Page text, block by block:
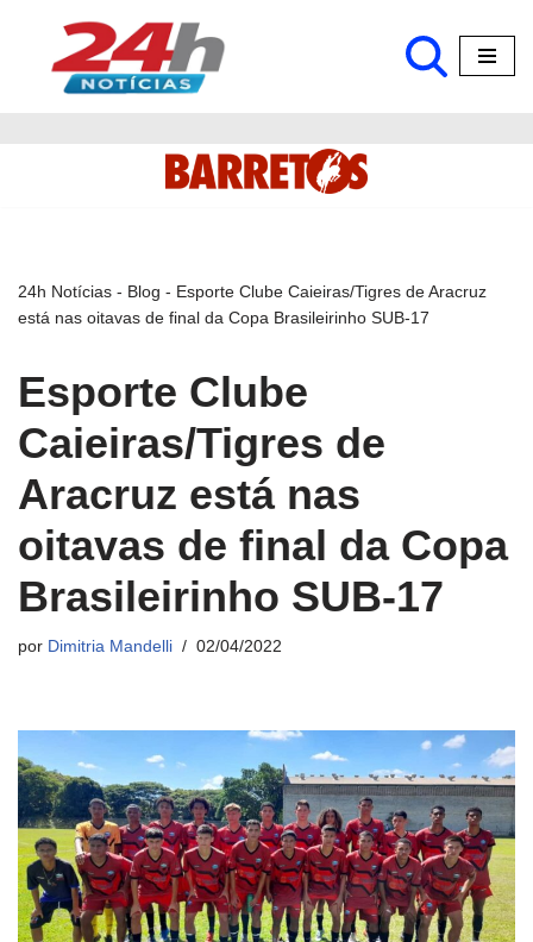
Pular
24h Notícias - Blog - Esporte Clube Caieiras/Tigres de Aracruz
está nas oitavas de final da Copa Brasileirinho SUB-17
Esporte Clube
Caieiras/Tigres de
Aracruz está nas
oitavas de final da Copa
Brasileirinho SUB-17
por Dimitria Mandelli 02/04/2022